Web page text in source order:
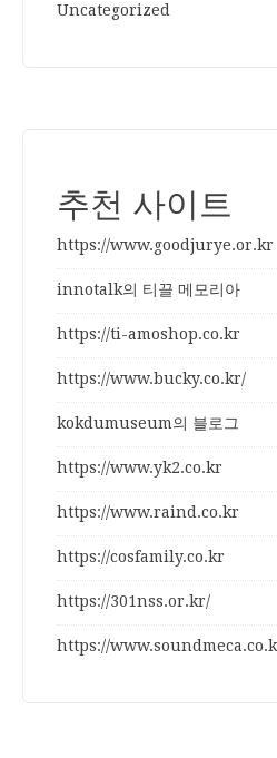
Uncategorized
추천 사이트
https://www.goodjurye.or.kr
innotalk의 티끌 메모리아
https://ti-amoshop.co.kr
https://www.bucky.co.kr/
kokdumuseum의 블로그
https://www.yk2.co.kr
https://www.raind.co.kr
https://cosfamily.co.kr
https://301nss.or.kr/
https://